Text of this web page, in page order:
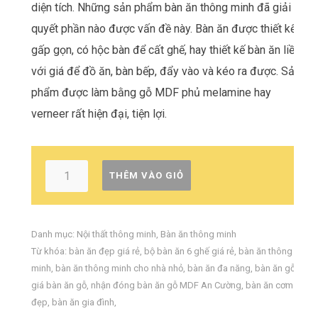
diện tích. Những sản phẩm bàn ăn thông minh đã giải
quyết phần nào được vấn đề này. Bàn ăn được thiết kế
gấp gọn, có hộc bàn để cất ghế, hay thiết kế bàn ăn liền
với giá để đồ ăn, bàn bếp, đẩy vào và kéo ra được. Sản
phẩm được làm bằng gỗ MDF phủ melamine hay
verneer rất hiện đại, tiện lợi.
THÊM VÀO GIỎ
Danh mục: Nội thất thông minh, Bàn ăn thông minh
Từ khóa: bàn ăn đẹp giá rẻ, bộ bàn ăn 6 ghế giá rẻ, bàn ăn thông
minh, bàn ăn thông minh cho nhà nhỏ, bàn ăn đa năng, bàn ăn gỗ
giá bàn ăn gỗ, nhận đóng bàn ăn gỗ MDF An Cường, bàn ăn cơm
đẹp, bàn ăn gia đình,